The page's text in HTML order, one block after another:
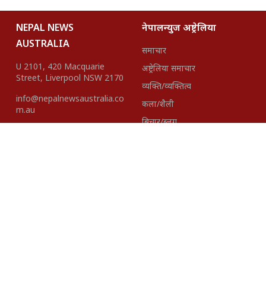
NEPAL NEWS
AUSTRALIA
U 2101, 420 Macquarie
Street, Liverpool NSW 2170
info@nepalnewsaustralia.co
m.au
नेपालन्युज अष्ट्रेलिया
समाचार
अष्ट्रेलिया समाचार
व्यक्ति/व्यक्तित्व
कला/शैली
बिचार/ब्लग